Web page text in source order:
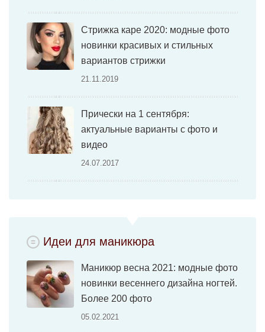
Стрижка каре 2020: модные фото
новинки красивых и стильных
вариантов стрижки
21.11.2019
Прически на 1 сентября:
актуальные варианты с фото и
видео
24.07.2017
Идеи для маникюра
Маникюр весна 2021: модные фото
новинки весеннего дизайна ногтей.
Более 200 фото
05.02.2021